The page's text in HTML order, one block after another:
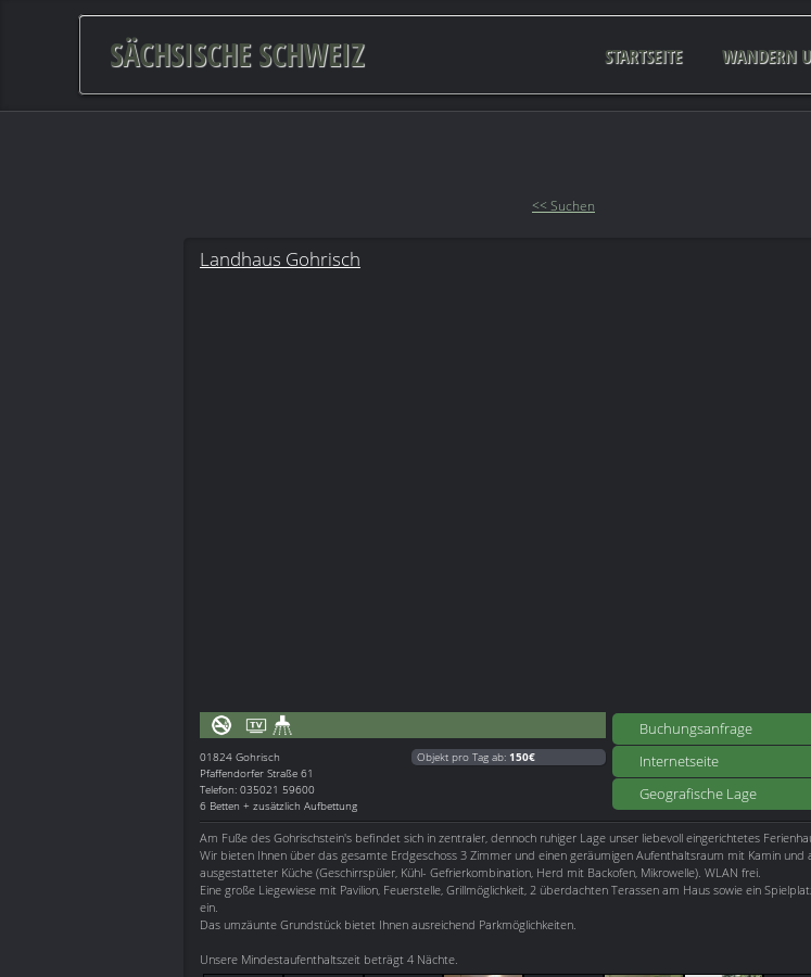
SÄCHSISCHE SCHWEIZ STARTSEITE WANDERN
<< Suchen
Landhaus Gohrisch
Buchungsanfrage
Internetseite
Geografische Lage
01824 Gohrisch
Pfaffendorfer Straße 61
Telefon: 035021 59600
6 Betten + zusätzlich Aufbettung
Objekt pro Tag ab: 150€
Am Fuße des Gohrischstein's befindet sich in zentraler, dennoch ruhiger Lage unser liebevoll eingerichtetes
Wir bieten Ihnen über das gesamte Erdgeschoss 3 Zimmer und einen geräumigen Aufenthaltsraum mit Kamin und
ausgestatteter Küche (Geschirrspüler, Kühl- Gefrierkombination, Herd mit Backofen, Mikrowelle). WLAN frei.
Eine große Liegewiese mit Pavilion, Feuerstelle, Grillmöglichkeit, 2 überdachten Terassen am Haus sowie ein
ein.
Das umzäunte Grundstück bietet Ihnen ausreichend Parkmöglichkeiten.
Unsere Mindestaufenthaltszeit beträgt 4 Nächte.